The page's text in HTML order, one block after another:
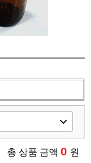
총 상품 금액 0 원